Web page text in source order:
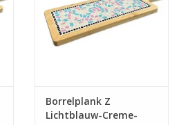
Borrelplank Z
Lichtblauw-Creme-